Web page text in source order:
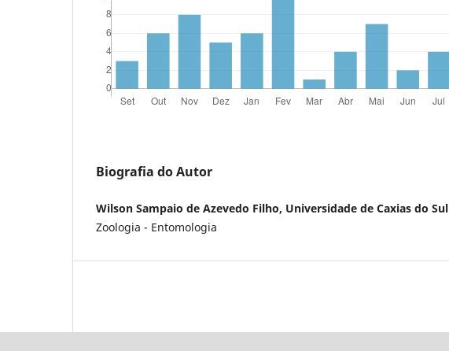
Biografia do Autor
Wilson Sampaio de Azevedo Filho, Universidade de Caxias do Sul
Zoologia - Entomologia